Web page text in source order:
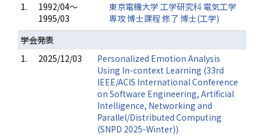
1.
1992/04～
1995/03
東京電機大学 工学研究科 電気工学
専攻 博士課程 修了 博士(工学)
学会発表
1.
2025/12/03
Personalized Emotion Analysis
Using In-context Learning (33rd
IEEE/ACIS International Conference
on Software Engineering, Artificial
Intelligence, Networking and
Parallel/Distributed Computing
(SNPD 2025-Winter))